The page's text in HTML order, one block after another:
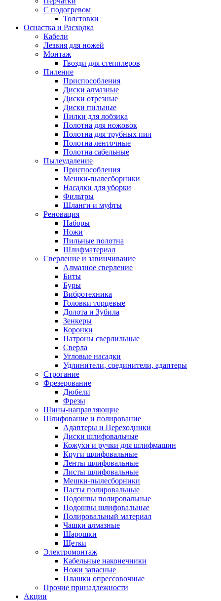
С подогревом
Толстовки
Оснастка и Расходка
Кабели
Лезвия для ножей
Монтаж
Гвозди для степплеров
Пиление
Приспособления
Диски алмазные
Диски отрезные
Диски пильные
Пилки для лобзика
Полотна для ножовок
Полотна для трубных пил
Полотна ленточные
Полотна сабельные
Пылеудаление
Приспособления
Мешки-пылесборники
Насадки для уборки
Фильтры
Шланги и муфты
Реновация
Наборы
Ножи
Пильные полотна
Шлифматериал
Сверление и завинчивание
Алмазное сверление
Биты
Буры
Вибротехника
Головки торцевые
Долота и Зубила
Зенкеры
Коронки
Патроны сверлильные
Сверла
Угловые насадки
Удлинители, соединители, адаптеры
Строгание
Фрезерование
Дюбели
Фрезы
Шины-направляющие
Шлифование и полирование
Адаптеры и Переходники
Диски шлифовальные
Кожухи и ручки для шлифмашин
Круги шлифовальные
Ленты шлифовальные
Листы шлифовальные
Мешки-пылесборники
Пасты полировальные
Подошвы полировальные
Подошвы шлифовальные
Полировальный материал
Чашки алмазные
Шарошки
Щетки
Электромонтаж
Кабельные наконечники
Ножи запасные
Плашки опрессовочные
Прочие принадлежности
Акции